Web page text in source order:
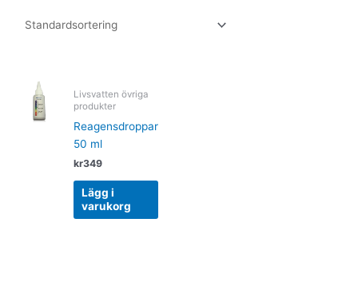
Livsvatten övriga
produkter
Reagensdroppar
50 ml
kr349
Lägg i
varukorg